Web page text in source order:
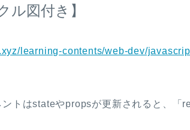
ル図付き】
learning-contents/web-dev/
トはstateやpropsが更新されると、「